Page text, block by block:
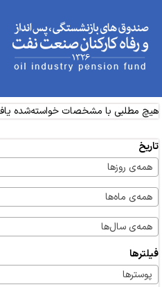
هیچ مطلبی با مشخصات خواسته‌شده
تاریخ
همه‌ی روزها
همه‌ی ماه‌ها
همه‌ی سال‌ها
فیلترها
پوسترها